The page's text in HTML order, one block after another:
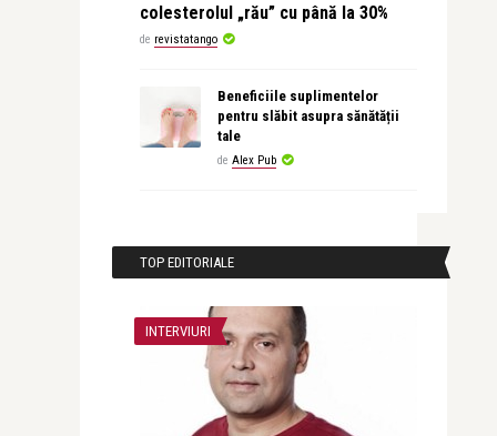
colesterolul „rău” cu până la 30%
de revistatango
Beneficiile suplimentelor
pentru slăbit asupra sănătății
tale
de Alex Pub
TOP EDITORIALE
INTERVIURI